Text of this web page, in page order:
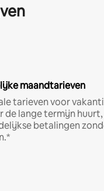
maandtarieven
tarieven voor
de lange termijn
betalingen